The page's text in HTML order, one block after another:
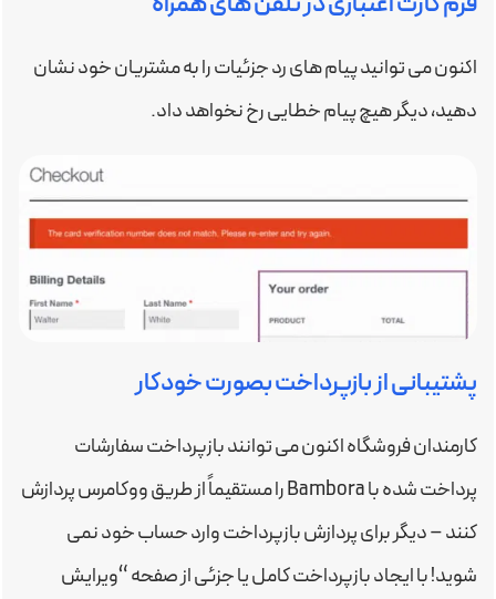
اکنون می توانید پیام های رد جزئیات را به مشتریان خود نشان
دهید، دیگر هیچ پیام خطایی رخ نخواهد داد.
پشتیبانی از بازپرداخت بصورت خودکار
کارمندان فروشگاه اکنون می توانند بازپرداخت سفارشات
پرداخت شده با Bambora را مستقیماً از طریق ووکامرس پردازش
کنند – دیگر برای پردازش بازپرداخت وارد حساب خود نمی
شوید! با ایجاد بازپرداخت کامل یا جزئی از صفحه “ویرایش